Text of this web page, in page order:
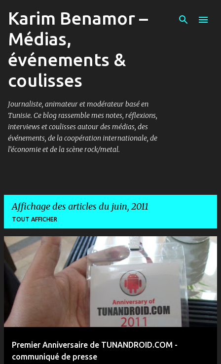
Accéder au contenu principal
Karim Benamor –
Médias,
événements &
coulisses
Journaliste, animateur et modérateur basé en
Tunisie. Ce blog rassemble mes notes, réflexions,
interviews et coulisses autour des médias, des
événements, de la coopération internationale, de
l’économie et de la scène rock/metal.
Affichage des articles du juin, 2011
TOUT AFFICHER
A
r
Premier Anniversaire de TUNANDROID.COM -
communiqué de presse